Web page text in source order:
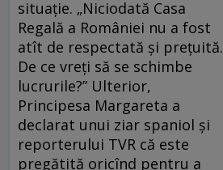
situaţie. „Niciodată Casa
Regală a României nu a fost
atît de respectată şi preţuită.
De ce vreţi să se schimbe
lucrurile?” Ulterior,
Principesa Margareta a
declarat unui ziar spaniol şi
reporterului TVR că este
pregătită oricînd pentru a